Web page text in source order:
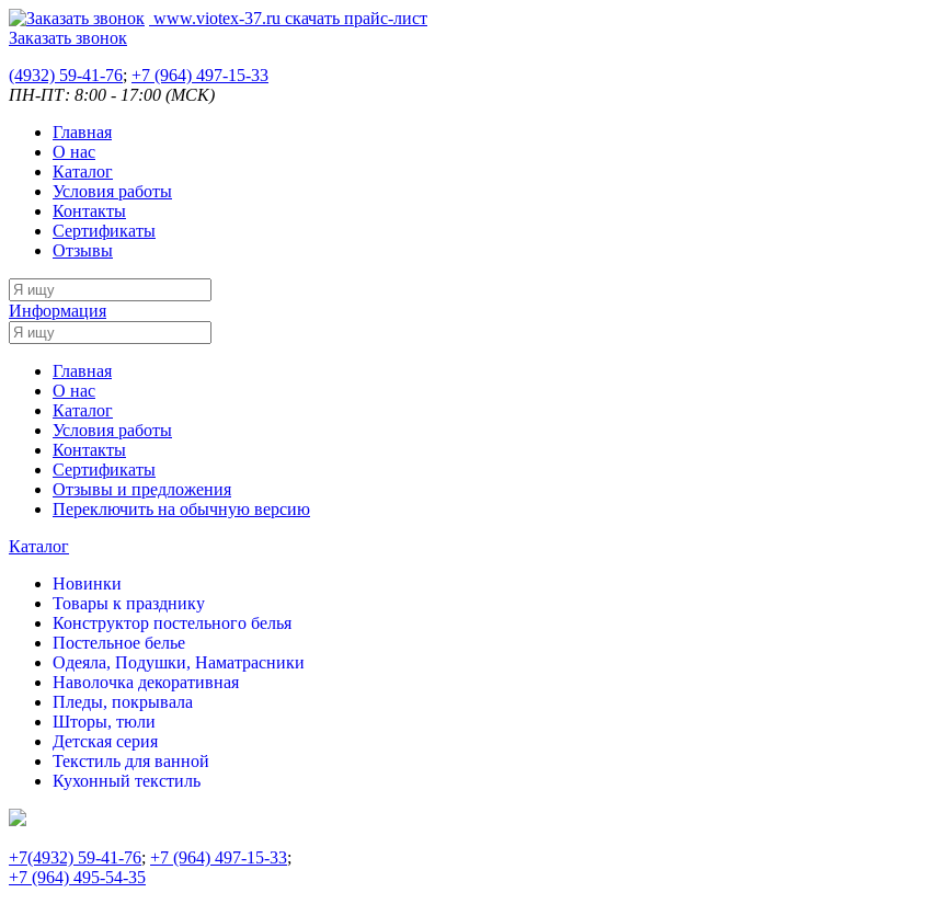
www.viotex-37.ru скачать прайс-лист
Заказать звонок
(4932) 59-41-76; +7 (964) 497-15-33
ПН-ПТ: 8:00 - 17:00 (МСК)
Главная
О нас
Каталог
Условия работы
Контакты
Сертификаты
Отзывы
Информация
Главная
О нас
Каталог
Условия работы
Контакты
Сертификаты
Отзывы и предложения
Переключить на обычную версию
Каталог
Новинки
Товары к празднику
Конструктор постельного белья
Постельное белье
Одеяла, Подушки, Наматрасники
Наволочка декоративная
Пледы, покрывала
Шторы, тюли
Детская серия
Текстиль для ванной
Кухонный текстиль
+7(4932) 59-41-76; +7 (964) 497-15-33;
+7 (964) 495-54-35